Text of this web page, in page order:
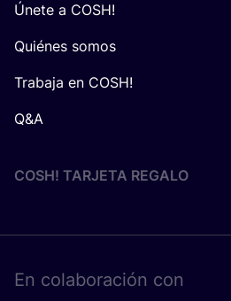
Únete a COSH!
Quiénes somos
Trabaja en COSH!
Q&A
COSH! TARJETA REGALO
En cola­bo­ra­ción con